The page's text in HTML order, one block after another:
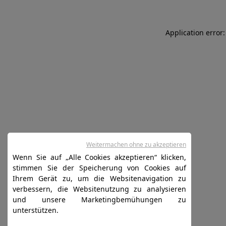
Application
Wenn Sie auf „Alle Cookies akzeptieren“ klicken,
stimmen Sie der Speicherung von Cookies auf
Ihrem Gerät zu, um die Websitenavigation zu
verbessern, die Websitenutzung zu analysieren
und unsere Marketingbemühungen zu
unterstützen.
Weitermachen ohne zu akzeptieren